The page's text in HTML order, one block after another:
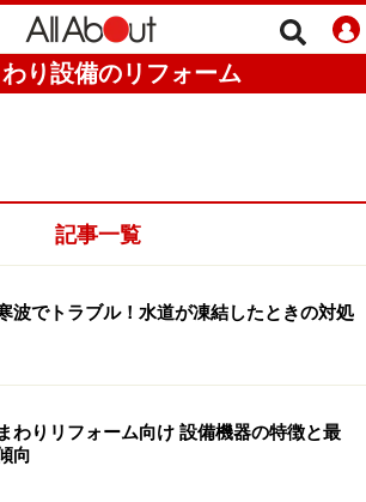
り設備のリフォーム
記事一覧
波でトラブル！水道が凍結したときの対処
わりリフォーム向け 設備機器の特徴と最
向